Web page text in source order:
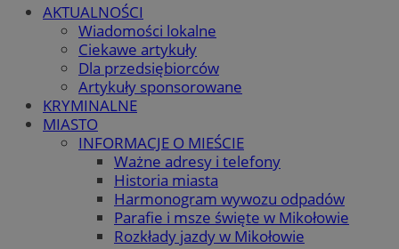
AKTUALNOŚCI
Wiadomości lokalne
Ciekawe artykuły
Dla przedsiębiorców
Artykuły sponsorowane
KRYMINALNE
MIASTO
INFORMACJE O MIEŚCIE
Ważne adresy i telefony
Historia miasta
Harmonogram wywozu odpadów
Parafie i msze święte w Mikołowie
Rozkłady jazdy w Mikołowie